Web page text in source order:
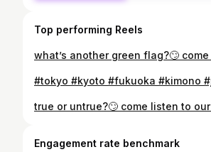
Top performing Reels
Engagement rate benchmark